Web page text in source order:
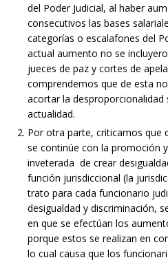
del Poder Judicial, al haber
consecutivos las bases
categorías o escalafones del
actual aumento no se
jueces de paz y cortes de
comprendemos que de esta
acortar la desproporcionalidad
actualidad.
Por otra parte, criticamos que
se continúe con la promoción
inveterada de crear
función jurisdiccional (la
trato para cada funcionario
desigualdad y discriminación,
en que se efectúan los
porque estos se realizan en
lo cual causa que los